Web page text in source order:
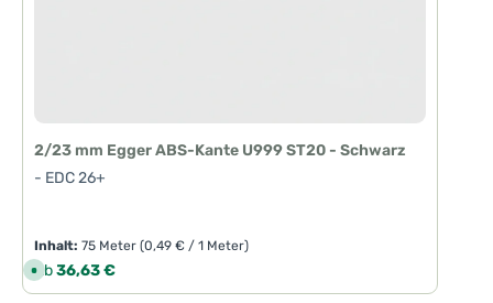
2/23 mm Egger ABS-Kante U999 ST20 - Schwarz
- EDC 26+
Inhalt:75 Meter(0,49 € / 1 Meter)
Regulärer Preis:
S
o
f
Ab36,63 €